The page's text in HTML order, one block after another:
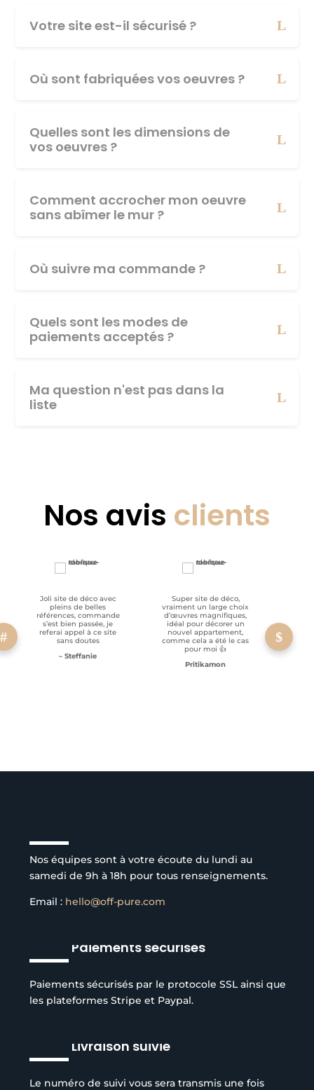
Votre site est-il sécurisé ?
Où sont fabriquées vos oeuvres ?
Quelles sont les dimensions de
vos oeuvres ?
Comment accrocher mon oeuvre
sans abîmer le mur ?
Où suivre ma commande ?
Quels sont les modes de
paiements acceptés ?
Ma question n'est pas dans la
liste
Nos avis clients
Joli site de déco avec
pleins de belles
références, commande
s’est bien passée, je
referai appel à ce site
sans doutes
– Steffanie
Super site de déco,
vraiment un large choix
d’œuvres magnifiques,
idéal pour décorer un
nouvel appartement,
comme cela a été le cas
pour moi 👍
Pritikamon
Nos équipes sont à votre écoute du lundi au
samedi de 9h à 18h pour tous renseignements.
Email : hello@off-pure.com
Paiements sécurisés
Paiements sécurisés par le protocole SSL ainsi que
les plateformes Stripe et Paypal.
Livraison suivie
Le numéro de suivi vous sera transmis une fois